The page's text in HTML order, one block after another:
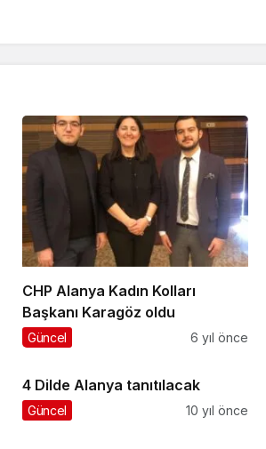
CHP Alanya Kadın Kolları
Başkanı Karagöz oldu
Güncel 6 yıl önce
4 Dilde Alanya tanıtılacak
Güncel 10 yıl önce